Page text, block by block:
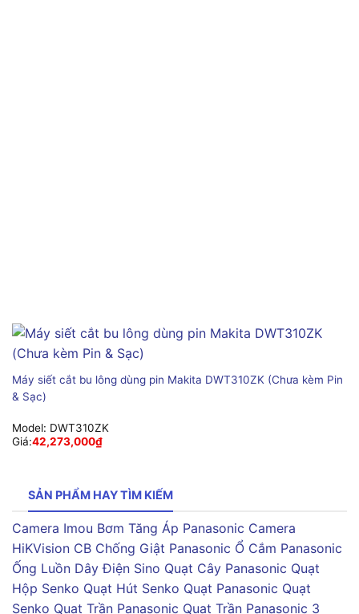
Máy siết cắt bu lông dùng pin Makita DWT310ZK (Chưa kèm Pin
& Sạc)
Model: DWT310ZK
Giá:42,273,000₫
SẢN PHẨM HAY TÌM KIẾM
Camera Imou Bơm Tăng Áp Panasonic Camera
HiKVision CB Chống Giật Panasonic Ổ Cắm Panasonic
Ống Luồn Dây Điện Sino Quạt Cây Panasonic Quạt
Hộp Senko Quạt Hút Senko Quạt Panasonic Quạt
Senko Quạt Trần Panasonic Quạt Trần Panasonic 3